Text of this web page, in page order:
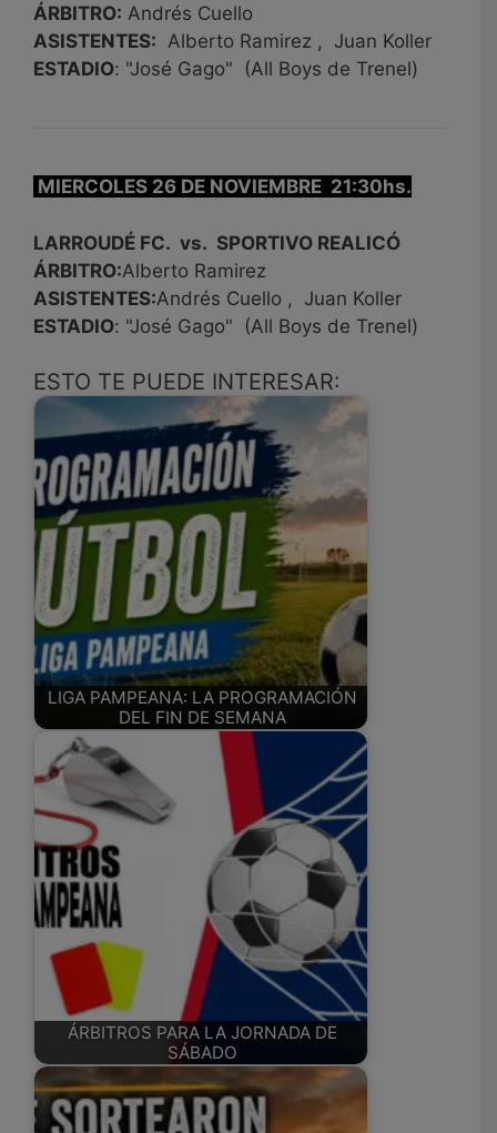
ÁRBITRO: Andrés Cuello
ASISTENTES: Alberto Ramirez , Juan Koller
ESTADIO: "José Gago" (All Boys de Trenel)
MIERCOLES 26 DE NOVIEMBRE 21:30hs.
LARROUDÉ FC. vs. SPORTIVO REALICÓ
ÁRBITRO:Alberto Ramirez
ASISTENTES:Andrés Cuello , Juan Koller
ESTADIO: "José Gago" (All Boys de Trenel)
ESTO TE PUEDE INTERESAR:
LIGA PAMPEANA: LA PROGRAMACIÓN
DEL FIN DE SEMANA
ÁRBITROS PARA LA JORNADA DE
SÁBADO